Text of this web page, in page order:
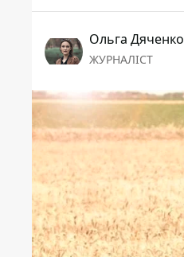
Ольга Дяченко
ЖУРНАЛІСТ